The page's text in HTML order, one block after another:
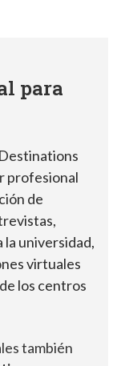
para
profesional
de
la universidad,
virtuales
los centros
también